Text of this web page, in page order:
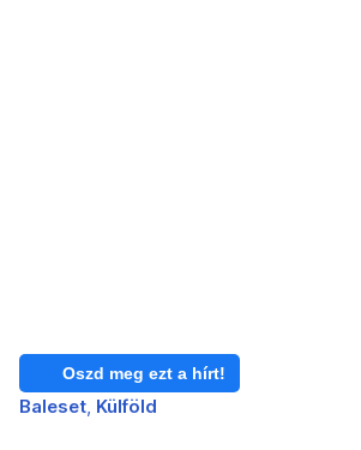
Oszd meg ezt a hírt!
Baleset Külföld